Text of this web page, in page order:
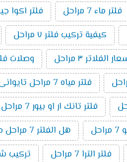
فلتر ماء 7 مراحل فلتر اكوا جيم 7
كيفية تركيب فلتر ٧ مراحل
الفلاتر ٣ مراحل وصلات فلتر 7
فلتر مياه 7 مراحل تايوانى
فلتر تانك ار او بيور 7 مراحل
هل الفلتر 7 مراحل صحي
فلتر الترا 7 مراحل تركيب شمع